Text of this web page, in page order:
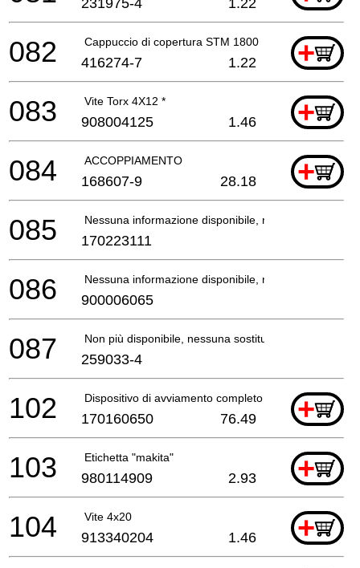
Cappuccio di copertura STM 1800 +
082 416274-7 1.22
Vite Torx 4X12 * +
083 908004125 1.46
ACCOPPIAMENTO +
084 168607-9 28.18
Nessuna informazione disponibile, non ordinabile
085 170223111
Nessuna informazione disponibile, non ordinabile
086 900006065
Non più disponibile, nessuna sostituzione
087 259033-4
Dispositivo di avviamento completo +
102 170160650 76.49
Etichetta "makita" +
103 980114909 2.93
Vite 4x20 +
104 913340204 1.46